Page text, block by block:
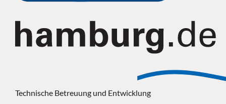
Technische Betreuung und Entwicklung